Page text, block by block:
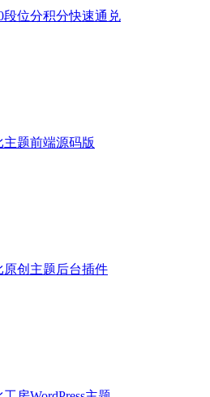
段位分积分快速通兑
主题前端源码版
原创主题后台插件